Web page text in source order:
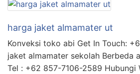
harga jaket almamater ut
Konveksi toko abi Get In Touch:
jaket almamater sekolah Berbeda
Tel : +62 857-7106-2589 Hubungi